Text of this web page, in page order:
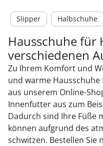
Slipper Halbschuhe
Hausschuhe für
verschiedenen
Zu Ihrem Komfort und
und warme
aus unserem Online-
Innenfutter aus zum
Dadurch sind Ihre Füße
können aufgrund des
schwitzen. Bestellen Sie